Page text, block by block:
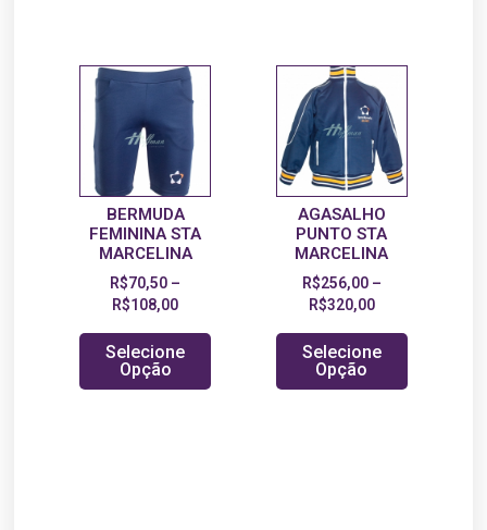
BERMUDA
FEMININA STA
MARCELINA
R$70,50 –
R$108,00
Selecione
Opção
AGASALHO
PUNTO STA
MARCELINA
R$256,00–
R$320,00
Selecione
Opção